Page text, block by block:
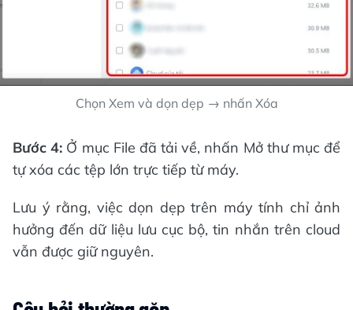
Chọn Xem và dọn dẹp → nhấn Xóa
Bước 4: Ở mục File đã tải về, nhấn Mở thư mục để
tự xóa các tệp lớn trực tiếp từ máy.
Lưu ý rằng, việc dọn dẹp trên máy tính chỉ ảnh
hưởng đến dữ liệu lưu cục bộ, tin nhắn trên cloud
vẫn được giữ nguyên.